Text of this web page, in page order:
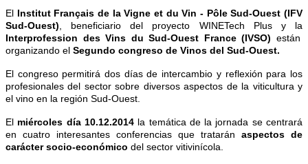
El Institut Français de la Vigne et du Vin - Pôle Sud-Ouest (IFV
Sud-Ouest) , beneficiario del proyecto WINETech Plus y la
Interprofession des Vins du Sud-Ouest France (IVSO) están
organizando el Segundo congreso de Vinos del Sud-Ouest.
El congreso permitirá dos días de intercambio y reflexión para los
profesionales del sector sobre diversos aspectos de la viticultura y
el vino en la región Sud-Ouest.
El miércoles día 10.12.2014la temática de la jornada se centrará
en cuatro interesantes conferencias que tratarán aspectos de
carácter socio-económico del sector vitivinícola.